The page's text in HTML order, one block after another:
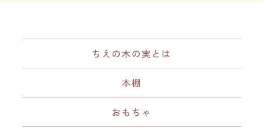
ちえの木の実とは
本棚
おもちゃ